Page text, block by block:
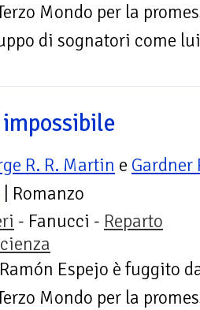
Mondo per la
di sognatori come
impossibile
R. R. Martin e Gardner
| Romanzo
- Fanucci - Reparto
Espejo è fuggito
Mondo per la